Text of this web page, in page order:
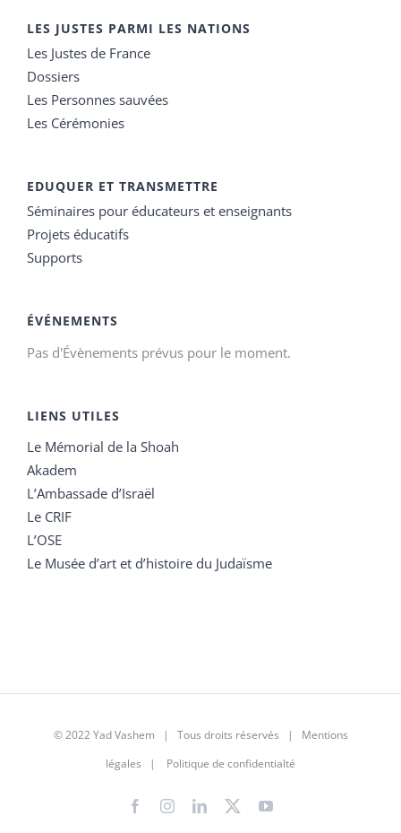
LES JUSTES PARMI LES NATIONS
Les Justes de France
Dossiers
Les Personnes sauvées
Les Cérémonies
EDUQUER ET TRANSMETTRE
Séminaires pour éducateurs et enseignants
Projets éducatifs
Supports
ÉVÉNEMENTS
Pas d'Évènements prévus pour le moment.
LIENS UTILES
Le Mémorial de la Shoah
Akadem
L’Ambassade d’Israël
Le CRIF
L’OSE
Le Musée d’art et d’histoire du Judaïsme
© 2022 Yad Vashem | Tous droits réservés | Mentions
légales | Politique de confidentialté
FacebookInstagramLinkedIn
X YouTube